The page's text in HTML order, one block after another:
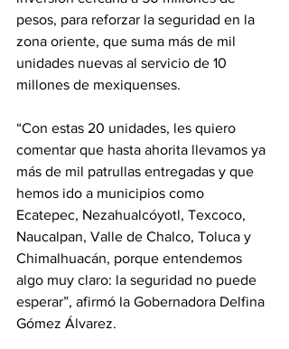
pesos, para reforzar la seguridad en la
zona oriente, que suma más de mil
unidades nuevas al servicio de 10
millones de mexiquenses.
“Con estas 20 unidades, les quiero
comentar que hasta ahorita llevamos ya
más de mil patrullas entregadas y que
hemos ido a municipios como
Ecatepec, Nezahualcóyotl, Texcoco,
Naucalpan, Valle de Chalco, Toluca y
Chimalhuacán, porque entendemos
algo muy claro: la seguridad no puede
esperar”, afirmó la Gobernadora Delfina
Gómez Álvarez.